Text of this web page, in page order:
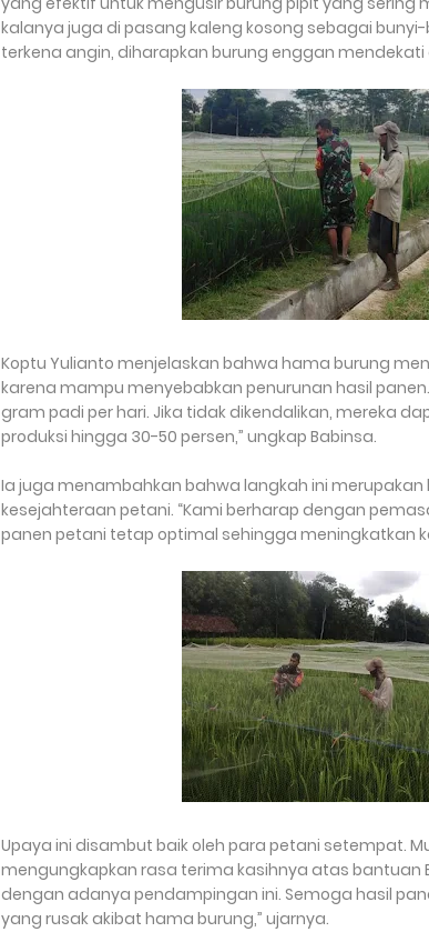
kalanya juga di pasang kaleng kosong sebagai
terkena angin, diharapkan burung enggan
Koptu Yulianto menjelaskan bahwa hama burung
karena mampu menyebabkan penurunan hasil
gram padi per hari. Jika tidak dikendalikan, mereka
produksi hingga 30-50 persen,” ungkap Babinsa.
Ia juga menambahkan bahwa langkah ini
kesejahteraan petani. “Kami berharap dengan
panen petani tetap optimal sehingga meningkatkan
Upaya ini disambut baik oleh para petani setempat.
mengungkapkan rasa terima kasihnya atas bantuan
dengan adanya pendampingan ini. Semoga hasil
yang rusak akibat hama burung,” ujarnya.